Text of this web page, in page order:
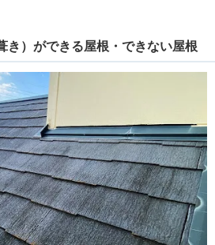
き）ができる屋根・できない屋根